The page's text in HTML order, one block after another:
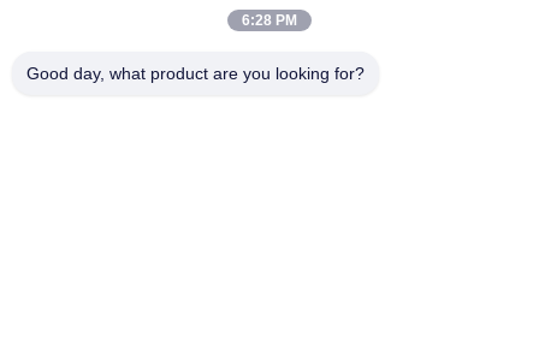
Fibra de grapa de poliéster resistente al fuego
6:28 PM
Good day, what product are you looking for?